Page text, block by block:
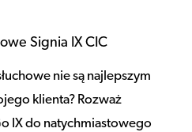
Signia IX CIC
nie są najlepszym
klienta? Rozważ
IX do natychmiastowego